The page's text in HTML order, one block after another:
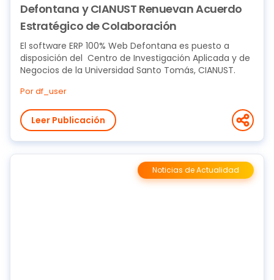
Defontana y CIANUST Renuevan Acuerdo
Estratégico de Colaboración
El software ERP 100% Web Defontana es puesto a
disposición del Centro de Investigación Aplicada y de
Negocios de la Universidad Santo Tomás, CIANUST.
Por df_user
Leer Publicación
Noticias de Actualidad